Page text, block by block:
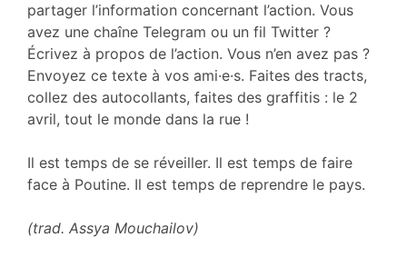
partager l’information concernant l’action. Vous
avez une chaîne Telegram ou un fil Twitter ?
Écrivez à propos de l’action. Vous n’en avez pas ?
Envoyez ce texte à vos ami·e·s. Faites des tracts,
collez des autocollants, faites des graffitis : le 2
avril, tout le monde dans la rue !
Il est temps de se réveiller. Il est temps de faire
face à Poutine. Il est temps de reprendre le pays.
(trad. Assya Mouchailov)